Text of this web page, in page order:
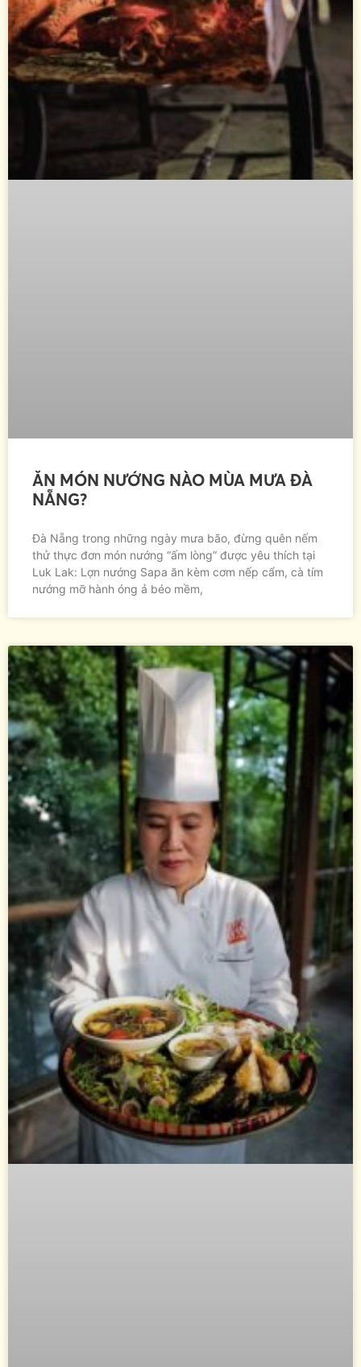
ĂN MÓN NƯỚNG NÀO MÙA MƯA ĐÀ
NẴNG?
Đà Nẵng trong những ngày mưa bão, đừng quên nếm
thử thực đơn món nướng “ấm lòng” được yêu thích tại
Luk Lak: Lợn nướng Sapa ăn kèm cơm nếp cẩm, cà tím
nướng mỡ hành óng ả béo mềm,